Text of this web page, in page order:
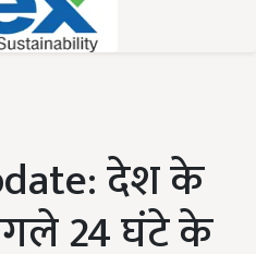
देश के
24 घंटे के